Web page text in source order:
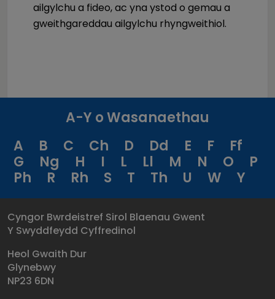
ailgylchu a fideo, ac yna ystod o gemau a
gweithgareddau ailgylchu rhyngweithiol.
A-Y o Wasanaethau
A
B C Ch D Dd E F
Ff
G
Ng H I L Ll M N O
P
Ph
R Rh S T Th U W Y
Cyngor Bwrdeistref Sirol Blaenau Gwent
Y Swyddfeydd Cyffredinol
Heol Gwaith Dur
Glynebwy
NP23 6DN